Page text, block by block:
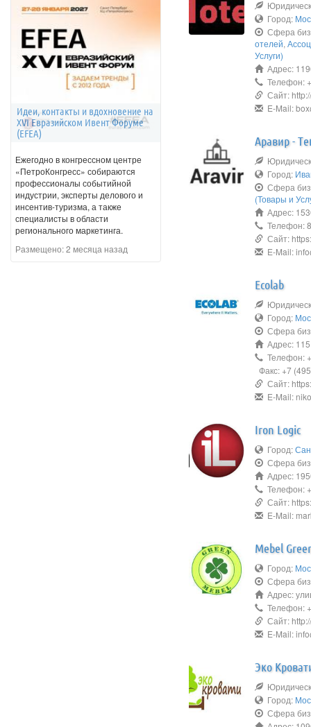
Идеи, контакты и вдохновение на
XVI Евразийском Ивент Форуме
(EFEA)
Ежегодно в конгрессном центре
«ПетроКонгресс» собираются
профессионалы событийной
индустрии, эксперты делового и
инсентив-туризма, а также
специалисты в области
регионального маркетинга.
Размещено:2 месяца назад
Город:
Сфера
отелей,
Услуги)
Адрес:
Телефон:
Сайт:
E-Mail:
Аравир -
Город:
Сфера
(Товары и
Адрес:
Телефон:
Сайт:
E-Mail:
Ecolab
Город:
Сфера
Адрес:
Телефон:
Факс: +7
Сайт:
E-Mail:
Iron Logic
Город:
Сфера
Адрес:
Телефон:
Сайт:
E-Mail:
Mebel
Город:
Сфера
Адрес:
Телефон:
Сайт:
E-Mail:
Эко
Город:
Сфера